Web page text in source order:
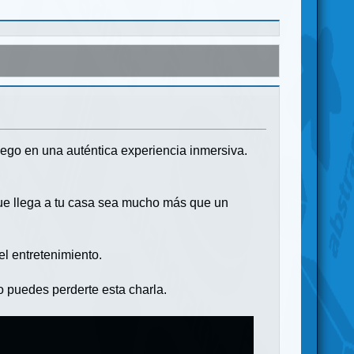
en una auténtica experiencia inmersiva.
llega a tu casa sea mucho más que un
entretenimiento.
puedes perderte esta charla.